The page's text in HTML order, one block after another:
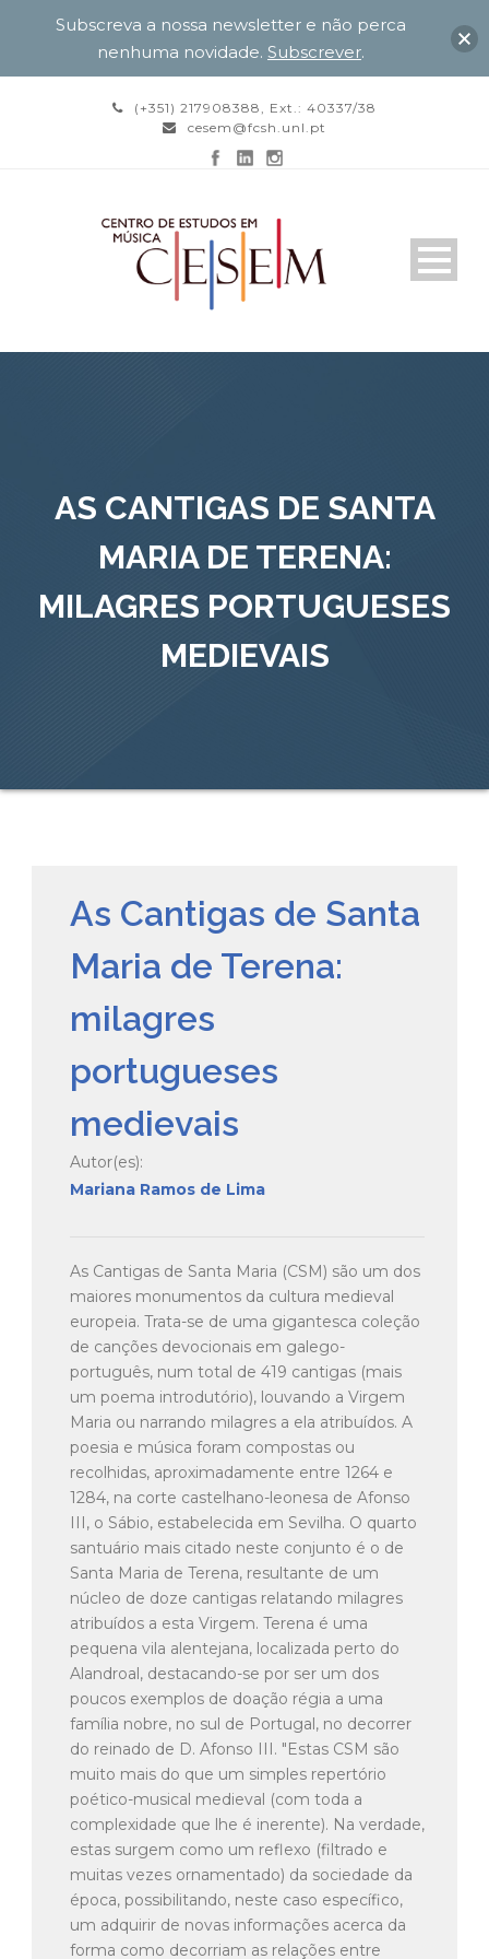
(+351) 217908388, Ext.: 40337/38
cesem@fcsh.unl.pt
AS CANTIGAS DE SANTA
MARIA DE TERENA:
MILAGRES PORTUGUESES
MEDIEVAIS
As Cantigas de Santa
Maria de Terena:
milagres
portugueses
medievais
Autor(es):
Mariana Ramos de Lima
As Cantigas de Santa Maria (CSM) são um dos
maiores monumentos da cultura medieval
europeia. Trata-se de uma gigantesca coleção
de canções devocionais em galego-
português, num total de 419 cantigas (mais
um poema introdutório), louvando a Virgem
Maria ou narrando milagres a ela atribuídos. A
poesia e música foram compostas ou
recolhidas, aproximadamente entre 1264 e
1284, na corte castelhano-leonesa de Afonso
III, o Sábio, estabelecida em Sevilha. O quarto
santuário mais citado neste conjunto é o de
Santa Maria de Terena, resultante de um
núcleo de doze cantigas relatando milagres
atribuídos a esta Virgem. Terena é uma
pequena vila alentejana, localizada perto do
Alandroal, destacando-se por ser um dos
poucos exemplos de doação régia a uma
família nobre, no sul de Portugal, no decorrer
do reinado de D. Afonso III. "Estas CSM são
muito mais do que um simples repertório
poético-musical medieval (com toda a
complexidade que lhe é inerente). Na verdade,
estas surgem como um reflexo (filtrado e
muitas vezes ornamentado) da sociedade da
época, possibilitando, neste caso específico,
um adquirir de novas informações acerca da
forma como decorriam as relações entre
Subscreva a nossa newsletter e não perca
nenhuma novidade. Subscrever.